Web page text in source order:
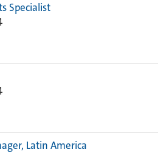
Specialist
Latin America